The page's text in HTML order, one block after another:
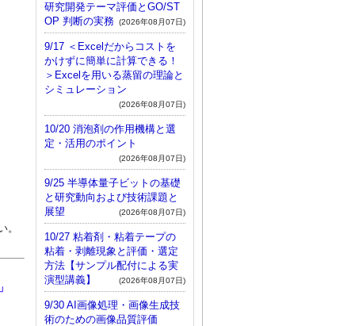
研究開発テーマ評価とGO/ST
OP 判断の実務 (2026年08月07日)
9/17 ＜Excelだからコストを
かけずに簡単に計算できる！
＞Excelを用いる蒸留の理論と
シミュレーション
(2026年08月07日)
10/20 消泡剤の作用機構と選
定・活用のポイント
(2026年08月07日)
9/25 半導体量子ビットの基礎
と研究動向および技術課題と
展望
(2026年08月07日)
10/27 粘着剤・粘着テープの
粘着・剥離現象と評価・選定
方法【サンプル配付による実
演型講義】
(2026年08月07日)
9/30 AI画像処理・画像生成技
術のための画像品質評価